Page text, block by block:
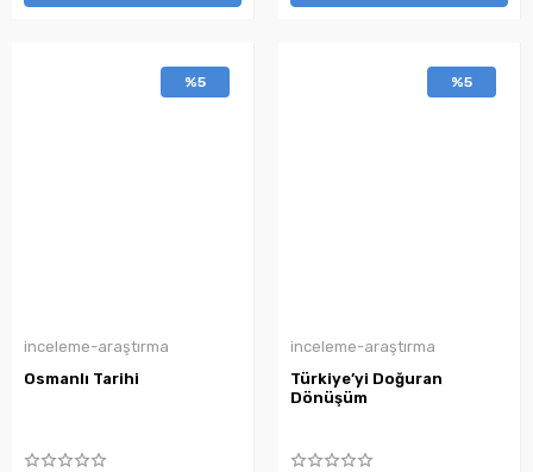
%5
inceleme-araştırma
Osmanlı Tarihi
%5
inceleme-araştırma
Türkiye’yi Doğuran
Dönüşüm